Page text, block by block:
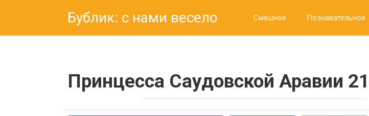
Бублик: с нами весело Смешное Познавательное
Принцесса Саудовской Аравии